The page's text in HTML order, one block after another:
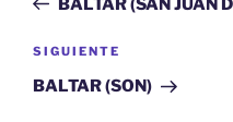
entradas
BALTAR (SAN JUAN
Siguiente
entrada
SIGUIENTE
BALTAR (SON)